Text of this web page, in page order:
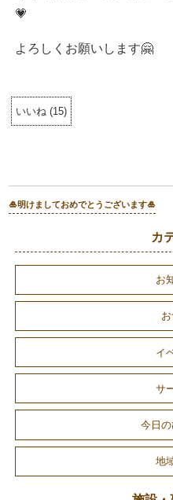
💗
よろしくお願いします🤗
いいね (15)
🎍明けましておめでとうございます🎍
カ
お
イ
サ
今日の
地